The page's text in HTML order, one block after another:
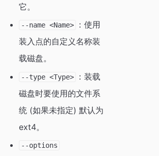
它。
--name <Name>
：使用
装入点的自定义名称装
载磁盘。
--type <Type>
：装载
磁盘时要使用的文件系
统 (如果未指定) 默认为
ext4。
--options